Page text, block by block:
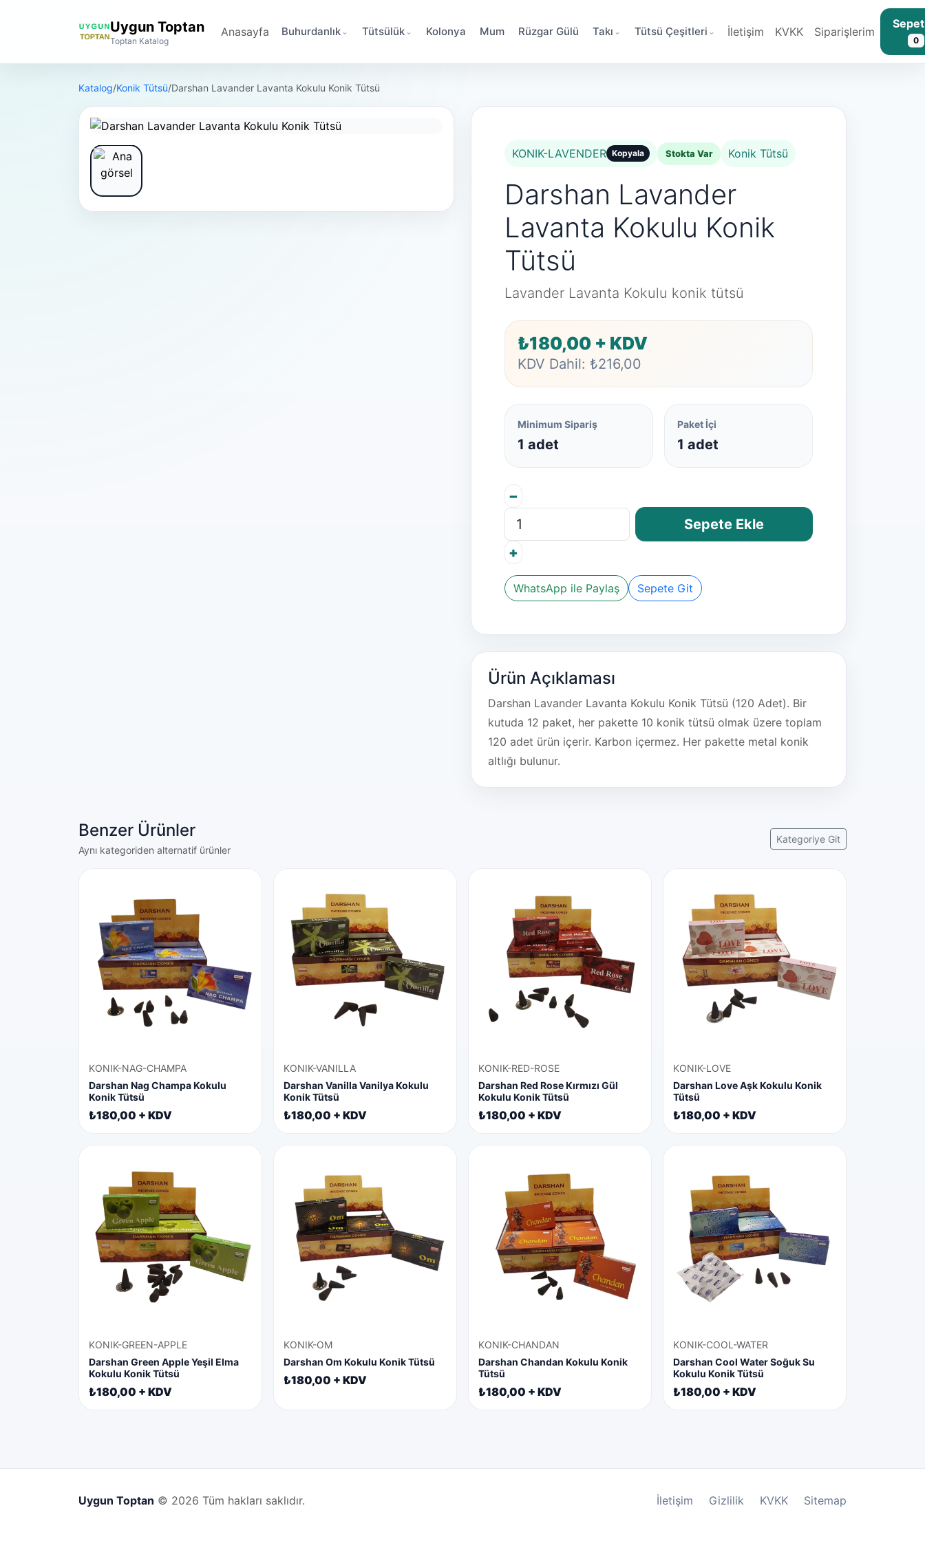
Uygun Toptan
Toptan Katalog
Anasayfa Buhurdanlık Tütsülük Kolonya Mum Rüzgar Gülü Takı Tütsü Çeşitleri İletişim KVKK Siparişlerim
0
Katalog/Konik Tütsü/Darshan Lavander Lavanta Kokulu Konik Tütsü
KONIK-LAVENDER Kopyala Stokta Var Konik Tütsü
Darshan Lavander
Lavanta Kokulu Konik
Tütsü
Lavander Lavanta Kokulu konik tütsü
₺180,00 + KDV
KDV Dahil: ₺216,00
Minimum Sipariş
1 adet
Paket İçi
1 adet
−
+
Sepete Ekle
WhatsApp ile Paylaş Sepete Git
Ürün Açıklaması
Darshan Lavander Lavanta Kokulu Konik Tütsü (120 Adet). Bir
kutuda 12 paket, her pakette 10 konik tütsü olmak üzere toplam
120 adet ürün içerir. Karbon içermez. Her pakette metal konik
altlığı bulunur.
Benzer Ürünler
Aynı kategoriden alternatif ürünler
Kategoriye Git
KONIK-NAG-CHAMPA
Darshan Nag Champa Kokulu
Konik Tütsü
₺180,00 + KDV
KONIK-VANILLA
Darshan Vanilla Vanilya Kokulu
Konik Tütsü
₺180,00 + KDV
KONIK-RED-ROSE
Darshan Red Rose Kırmızı Gül
Kokulu Konik Tütsü
₺180,00 + KDV
KONIK-LOVE
Darshan Love Aşk Kokulu Konik
Tütsü
₺180,00 + KDV
KONIK-GREEN-APPLE
Darshan Green Apple Yeşil Elma
Kokulu Konik Tütsü
₺180,00 + KDV
KONIK-OM
Darshan Om Kokulu Konik Tütsü
₺180,00 + KDV
KONIK-CHANDAN
Darshan Chandan Kokulu Konik
Tütsü
₺180,00 + KDV
KONIK-COOL-WATER
Darshan Cool Water Soğuk Su
Kokulu Konik Tütsü
₺180,00 + KDV
Uygun Toptan © 2026 Tüm hakları saklıdır. İletişim Gizlilik KVKK Sitemap